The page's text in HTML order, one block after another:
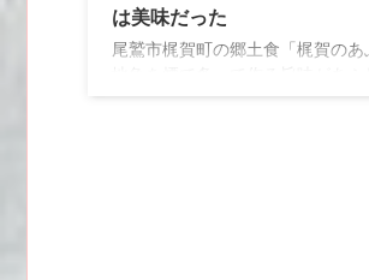
は美味だった
尾鷲市梶賀町の郷土食「梶賀の